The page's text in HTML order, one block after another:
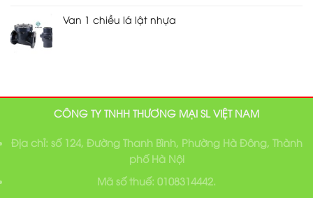
Van 1 chiều lá lật nhựa
CÔNG TY TNHH THƯƠNG MẠI SL VIỆT NAM
Địa chỉ: số 124, Đường Thanh Bình, Phường Hà Đông, Thành
phố Hà Nội
Mã số thuế: 0108314442.